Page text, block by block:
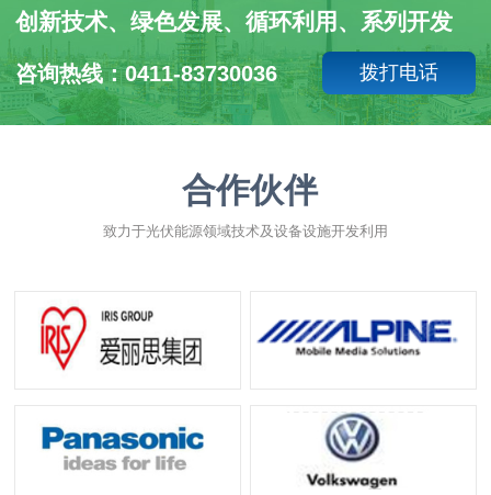
创新技术、绿色发展、循环利用、系列开发
咨询热线：0411-83730036 拨打电话
合作伙伴
致力于光伏能源领域技术及设备设施开发利用